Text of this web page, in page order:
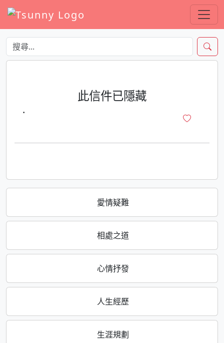
愛情疑難
相處之道
心情抒發
人生經歷
生涯規劃
此信件已隱藏
·